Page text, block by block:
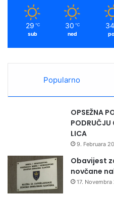
29 ℃
sub
30 ℃
ned
34
Popularno
OPSEŽNA
PODRUČJU
LICA
9. Februara
Obavijest
novčane
17. Novembra